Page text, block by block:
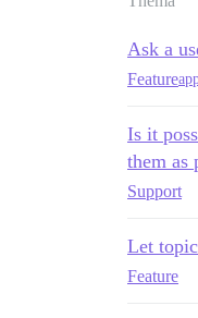
Ask a
Feature
Is it
them as
Support
Let
Feature